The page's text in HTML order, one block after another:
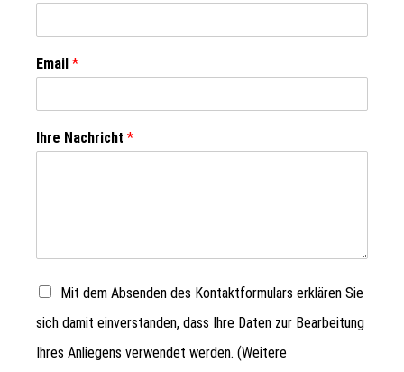
Email *
Ihre Nachricht *
Mit dem Absenden des Kontaktformulars erklären Sie
sich damit einverstanden, dass Ihre Daten zur Bearbeitung
Ihres Anliegens verwendet werden. (Weitere